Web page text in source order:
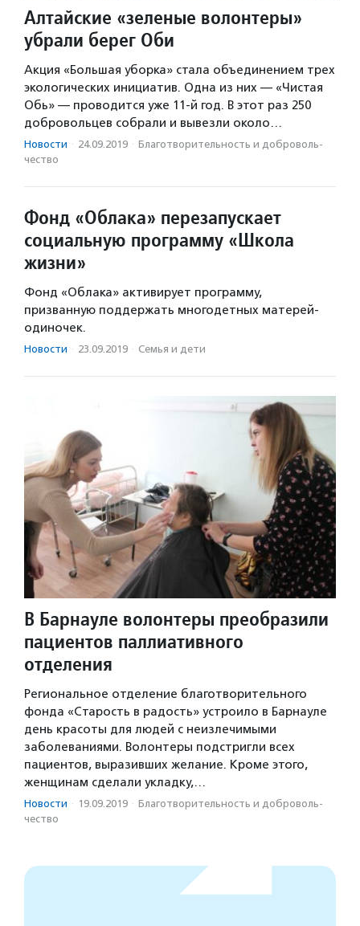
Алтайские «зеленые волонтеры»
убрали берег Оби
Акция «Большая уборка» стала объединением трех
экологических инициатив. Одна из них — «Чистая
Обь» — проводится уже 11-й год. В этот раз 250
добровольцев собрали и вывезли около…
Новости · 24.09.2019 · Благотвори­тель­ность и доброволь­
чест­во
Фонд «Облака» перезапускает
социальную программу «Школа
жизни»
Фонд «Облака» активирует программу,
призванную поддержать многодетных матерей-
одиночек.
Новости · 23.09.2019 · Семья и дети
В Барнауле волонтеры преобразили
пациентов паллиативного
отделения
Региональное отделение благотворительного
фонда «Старость в радость» устроило в Барнауле
день красоты для людей с неизлечимыми
заболеваниями. Волонтеры подстригли всех
пациентов, выразивших желание. Кроме этого,
женщинам сделали укладку,…
Новости · 19.09.2019 · Благотвори­тель­ность и доброволь­
чест­во